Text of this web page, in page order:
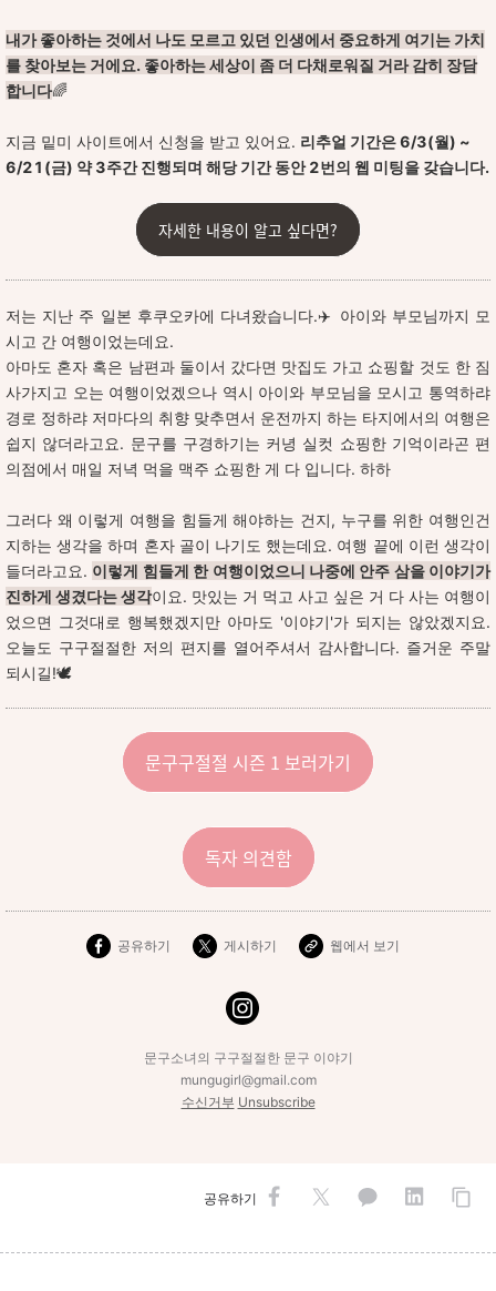
내가 좋아하는 것에서 나도 모르고 있던 인생에서 중요하게 여기는 가치
를 찾아보는 거에요. 좋아하는 세상이 좀 더 다채로워질 거라 감히 장담
합니다🌈
지금 밑미 사이트에서 신청을 받고 있어요. 리추얼 기간은 6/3(월) ~
6/21(금) 약 3주간 진행되며 해당 기간 동안 2번의 웹 미팅을 갖습니다.
자세한 내용이 알고 싶다면?
저는 지난 주 일본 후쿠오카에 다녀왔습니다.✈️ 아이와 부모님까지 모
시고 간 여행이었는데요.
아마도 혼자 혹은 남편과 둘이서 갔다면 맛집도 가고 쇼핑할 것도 한 짐
사가지고 오는 여행이었겠으나 역시 아이와 부모님을 모시고 통역하랴
경로 정하랴 저마다의 취향 맞추면서 운전까지 하는 타지에서의 여행은
쉽지 않더라고요. 문구를 구경하기는 커녕 실컷 쇼핑한 기억이라곤 편
의점에서 매일 저녁 먹을 맥주 쇼핑한 게 다 입니다. 하하
그러다 왜 이렇게 여행을 힘들게 해야하는 건지, 누구를 위한 여행인건
지하는 생각을 하며 혼자 골이 나기도 했는데요. 여행 끝에 이런 생각이
들더라고요. 이렇게 힘들게 한 여행이었으니 나중에 안주 삼을 이야기가
진하게 생겼다는 생각이요. 맛있는 거 먹고 사고 싶은 거 다 사는 여행이
었으면 그것대로 행복했겠지만 아마도 '이야기'가 되지는 않았겠지요.
오늘도 구구절절한 저의 편지를 열어주셔서 감사합니다. 즐거운 주말
되시길!🕊️
문구구절절 시즌 1 보러가기
독자 의견함
공유하기 게시하기 웹에서 보기
문구소녀의 구구절절한 문구 이야기
mungugirl@gmail.com
수신거부 Unsubscribe
공유하기